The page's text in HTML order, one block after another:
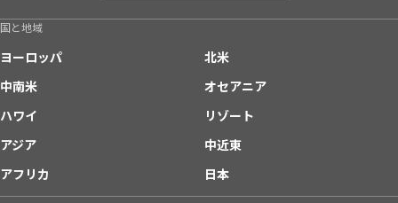
国と地域
ヨーロッパ
北米
中南米
オセアニア
ハワイ
リゾート
アジア
中近東
アフリカ
日本